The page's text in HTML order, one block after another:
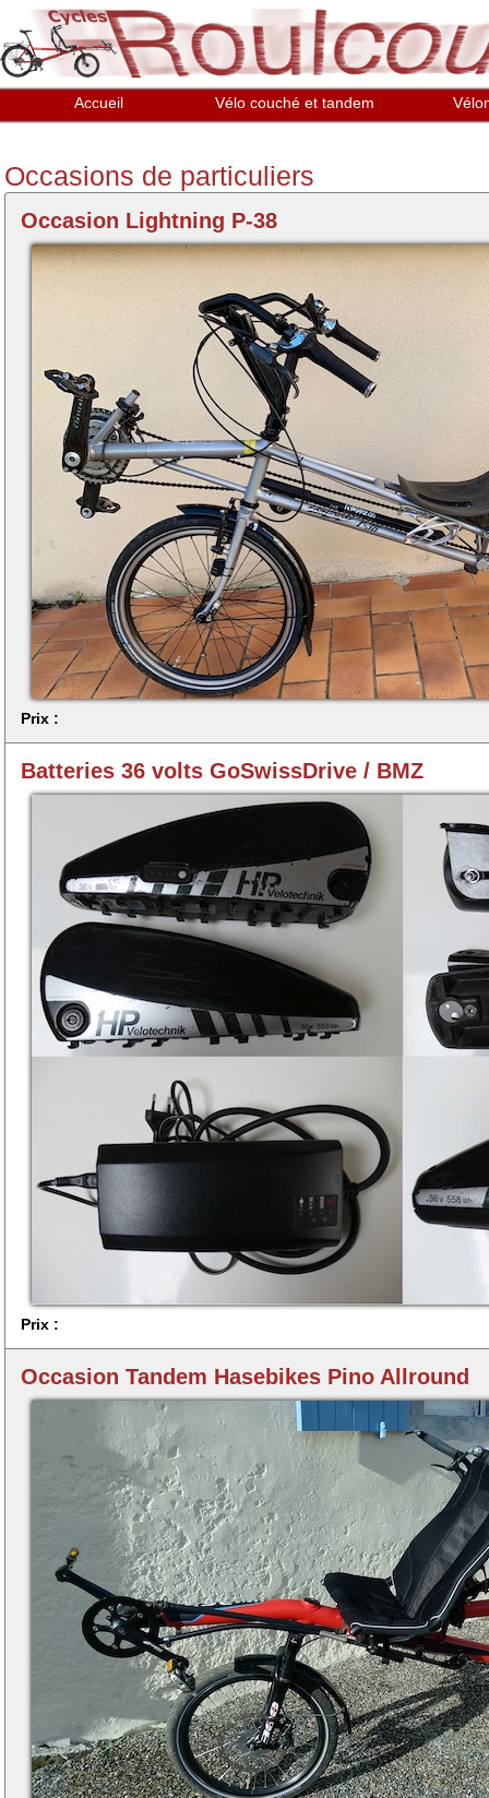
Aller au contenu principal
Accueil Vélo couché et tandem
Occasions de particuliers
Occasion Lightning P-38
Prix :
Batteries 36 volts GoSwissDrive / BMZ
Prix :
Occasion Tandem Hasebikes Pino Allround